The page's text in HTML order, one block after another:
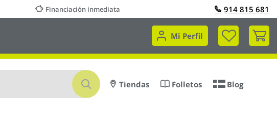
Financiación inmediata 914 815 681
Mi Perfil
Mi
Buscar
Tiendas Folletos Blog